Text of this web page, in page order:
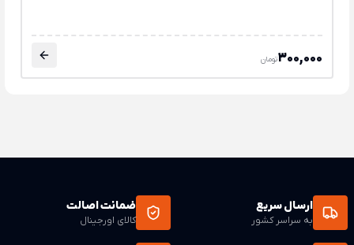
300,000تومان
ارسال سریع
به سراسر کشور
ضمانت اصالت
کالای اورجینال